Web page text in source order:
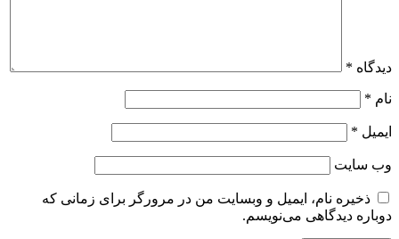
دیدگاه *
نام *
ایمیل *
وب‌ سایت
ذخیره نام، ایمیل و وبسایت من در مرورگر برای زمانی که
دوباره دیدگاهی می‌نویسم.